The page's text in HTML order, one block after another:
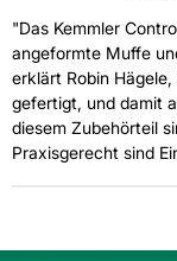
"Das Kemmler
angeformte Muffe
erklärt Robin
gefertigt, und damit
diesem Zubehörteil
Praxisgerecht sind